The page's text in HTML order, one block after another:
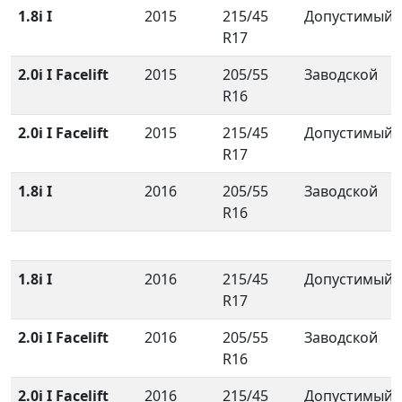
1.8i I 2015
215/45
R17
Допустимый
2.0i I Facelift 2015
205/55
R16
Заводской
2.0i I Facelift 2015
215/45
R17
Допустимый
1.8i I 2016
205/55
R16
Заводской
1.8i I 2016
215/45
R17
Допустимый
2.0i I Facelift 2016
205/55
R16
Заводской
2.0i I Facelift 2016 215/45 Допустимый